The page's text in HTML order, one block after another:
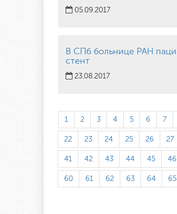
05.09.2017
В СПб больнице РАН
стент
23.08.2017
1 2 3 4 5 6 7
22 23 24 25 26 27
41 42 43 44 45 46
60 61 62 63 64 65